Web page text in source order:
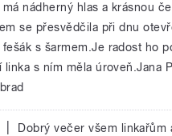
má nádherný hlas a krásnou
se přesvědčila při dnu
fešák s šarmem.Je radost ho
linka s ním měla úroveň.Jana
Dobrý večer všem linkařům